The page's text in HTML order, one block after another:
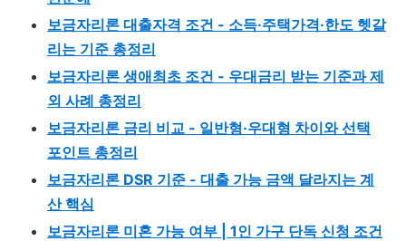
보금자리론 대출자격 조건 - 소득·주택가격·한도 헷갈
리는 기준 총정리
보금자리론 생애최초 조건 - 우대금리 받는 기준과 제
외 사례 총정리
보금자리론 금리 비교 - 일반형·우대형 차이와 선택
포인트 총정리
보금자리론 DSR 기준 - 대출 가능 금액 달라지는 계
산 핵심
보금자리론 미혼 가능 여부 | 1인 가구 단독 신청 조건